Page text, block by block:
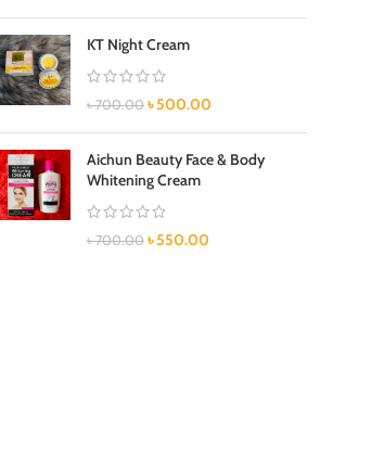
KT Night Cream
৳700.00 ৳500.00
Aichun Beauty Face & Body
Whitening Cream
৳700.00 ৳550.00